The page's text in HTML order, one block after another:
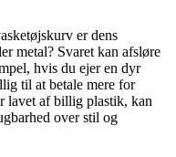
er dens
metal? Svaret kan afsløre
hvis du ejer en dyr
til at betale mere for
lavet af billig plastik, kan
over stil og